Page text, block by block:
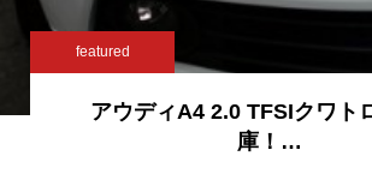
featured
アウディA4 2.0 TFSIクワト
庫！…